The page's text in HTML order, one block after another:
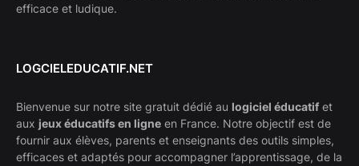
efficace et ludique.
LOGCIELEDUCATIF.NET
Bienvenue sur notre site gratuit dédié au logiciel éducatif et
aux jeux éducatifs en ligne en France. Notre objectif est de
fournir aux élèves, parents et enseignants des outils simples,
efficaces et adaptés pour accompagner l’apprentissage, de la